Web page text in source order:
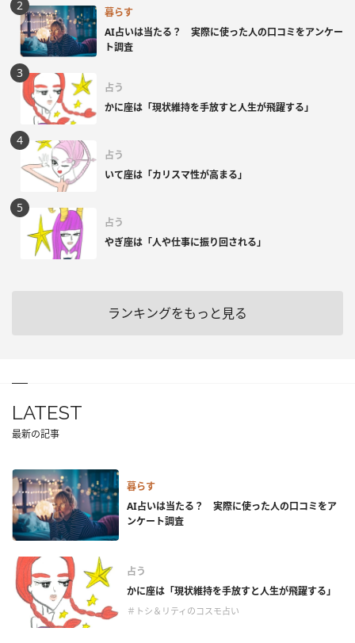
暮らす
AI占いは当たる？ 実際に使った人の口コミをアンケー
ト調査
占う
かに座は「現状維持を手放すと人生が飛躍する」
占う
いて座は「カリスマ性が高まる」
占う
やぎ座は「人や仕事に振り回される」
ランキングをもっと見る
LATEST
最新の記事
暮らす
AI占いは当たる？ 実際に使った人の口コミをア
ンケート調査
占う
かに座は「現状維持を手放すと人生が飛躍する」
＃トシ＆リティのコスモ占い